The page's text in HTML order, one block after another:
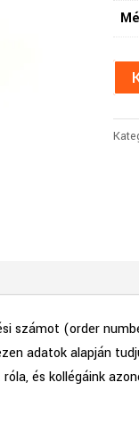
számot (order
adatok alapján
és kollégáink